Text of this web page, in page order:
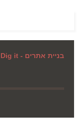
בניית אתרים - Dig it